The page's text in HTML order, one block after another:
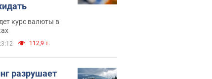
курс валюты в
112,9 т.
разрушает